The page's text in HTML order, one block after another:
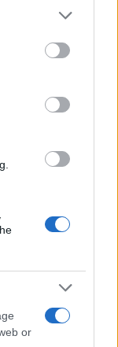
more Google
may click to
party tags to
below Google
or
fellépést,
olyan
ment:
azért tört
az
a rendőrök
az „újabb